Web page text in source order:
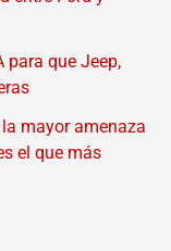
para que Jeep,
mayor amenaza
el que más